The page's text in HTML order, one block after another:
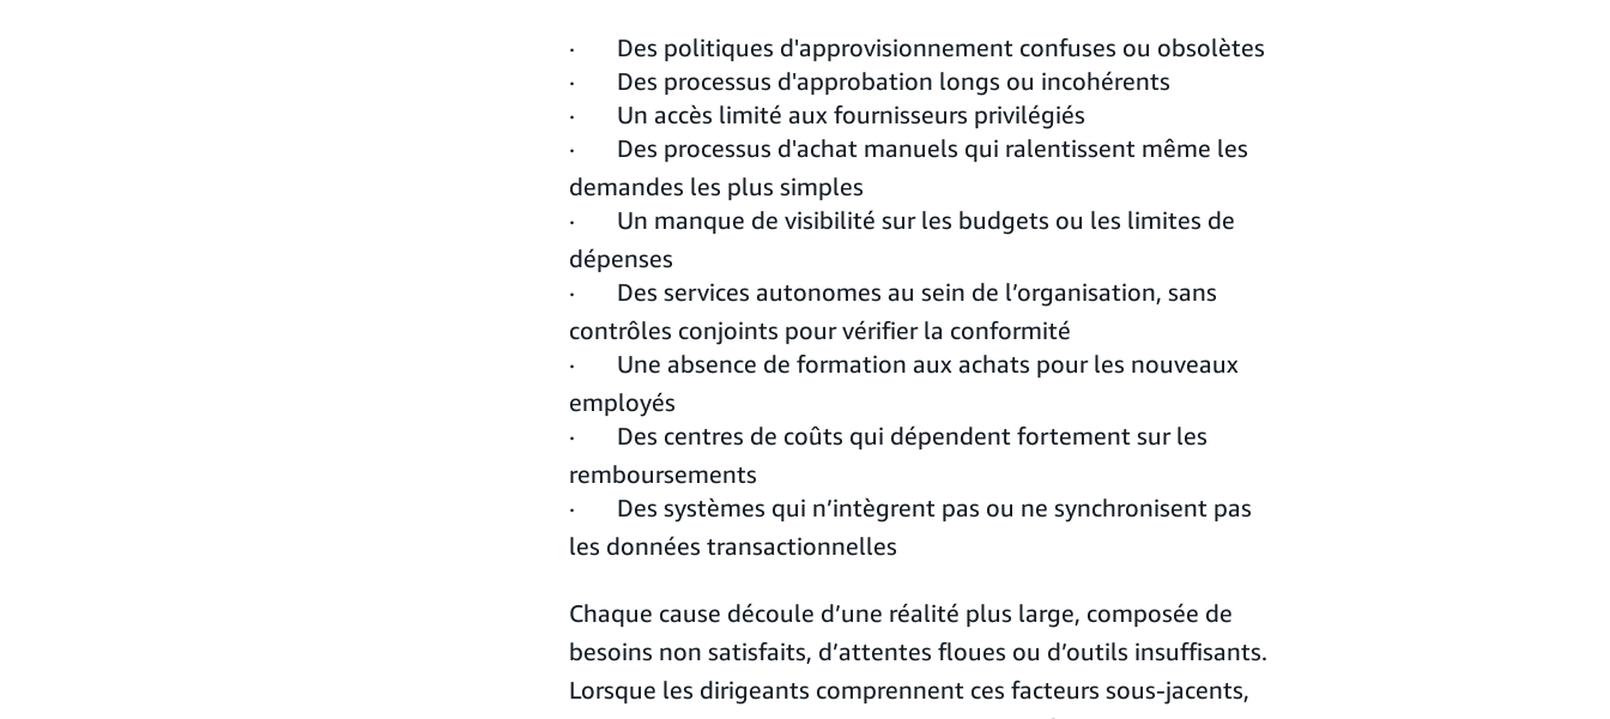
· Des politiques d'approvisionnement confuses ou obsolètes
· Des processus d'approbation longs ou incohérents
· Un accès limité aux fournisseurs privilégiés
· Des processus d'achat manuels qui ralentissent même les
demandes les plus simples
· Un manque de visibilité sur les budgets ou les limites de
dépenses
· Des services autonomes au sein de l’organisation, sans
contrôles conjoints pour vérifier la conformité
· Une absence de formation aux achats pour les nouveaux
employés
· Des centres de coûts qui dépendent fortement sur les
remboursements
· Des systèmes qui n’intègrent pas ou ne synchronisent pas
les données transactionnelles
Chaque cause découle d’une réalité plus large, composée de
besoins non satisfaits, d’attentes floues ou d’outils insuffisants.
Lorsque les dirigeants comprennent ces facteurs sous-jacents,